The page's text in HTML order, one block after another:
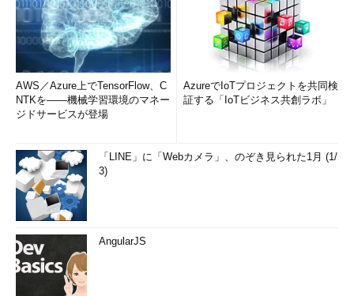
AWS／Azure上でTensorFlow、C
NTKを――機械学習環境のマネー
ジドサービスが登場
AzureでIoTプロジェクトを共同検
証する「IoTビジネス共創ラボ」
「LINE」に「Webカメラ」、のぞき見られた1月 (1/
3)
AngularJS